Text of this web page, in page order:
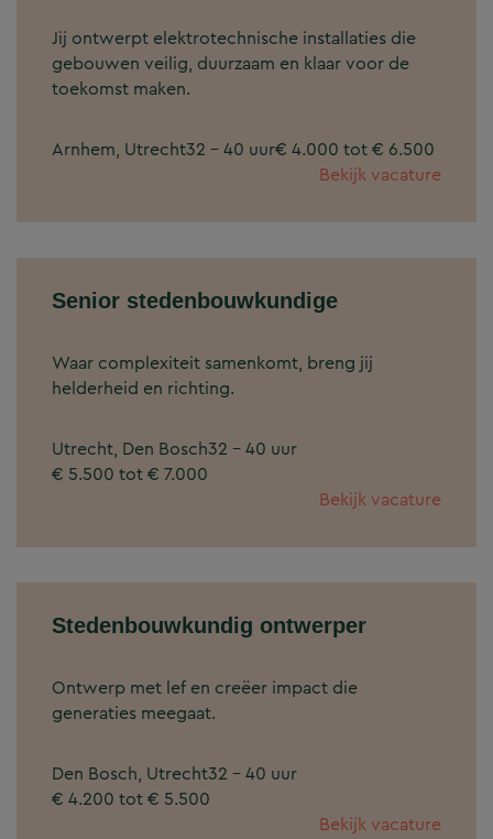
Jij ontwerpt elektrotechnische installaties die
gebouwen veilig, duurzaam en klaar voor de
toekomst maken.
Arnhem, Utrecht32 - 40 uur€ 4.000 tot € 6.500
Bekijk vacature
Senior stedenbouwkundige
Waar complexiteit samenkomt, breng jij
helderheid en richting.
Utrecht, Den Bosch32 - 40 uur
€ 5.500 tot € 7.000
Bekijk vacature
Stedenbouwkundig ontwerper
Ontwerp met lef en creëer impact die
generaties meegaat.
Den Bosch, Utrecht32 - 40 uur
€ 4.200 tot € 5.500
Bekijk vacature